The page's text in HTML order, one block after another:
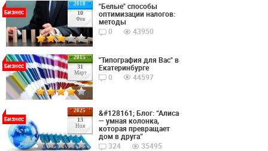
2018
10
Фев
Бизнес
"Белые" способы
оптимизации налогов:
методы
0
43950
2015
31
Март
Бизнес
"Типография для Вас" в
Екатеринбурге
0
44597
2025
13
Ноя
Бизнес
&#128161; Блог: “Алиса
— умная колонка,
которая превращает
дом в друга”
324
35495